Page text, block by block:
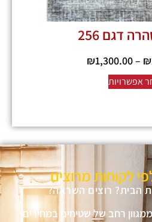
דגם 256
₪
–
₪1,300.00
אפשרויות
לקוחות מרוצים
הבית? רוצים השראה?
רחב של שטיחים במחירים